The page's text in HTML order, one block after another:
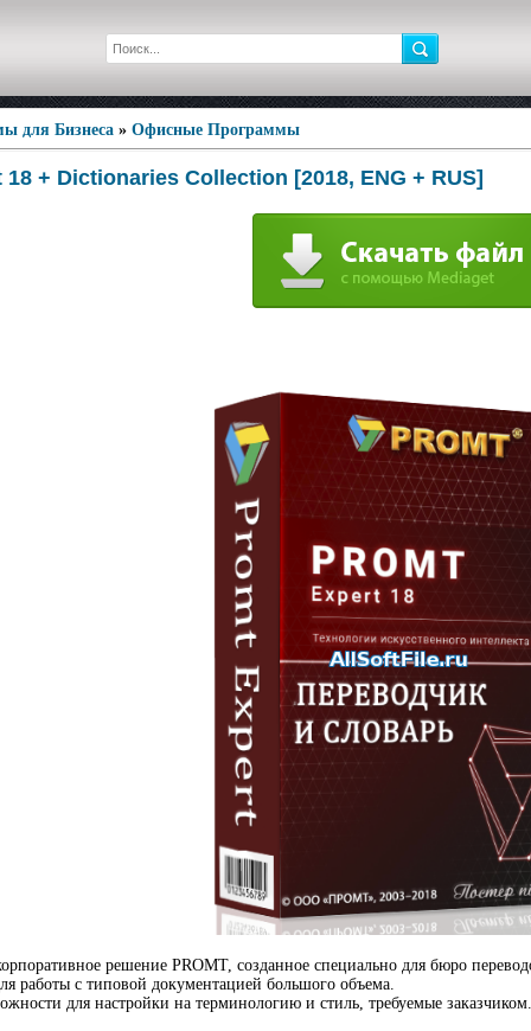
для Бизнеса » Офисные Программы
+ Dictionaries Collection [2018, ENG + RUS]
решение PROMT, созданное специально для бюро
работы с типовой документацией большого объема.
для настройки на терминологию и стиль, требуемые заказчиком.